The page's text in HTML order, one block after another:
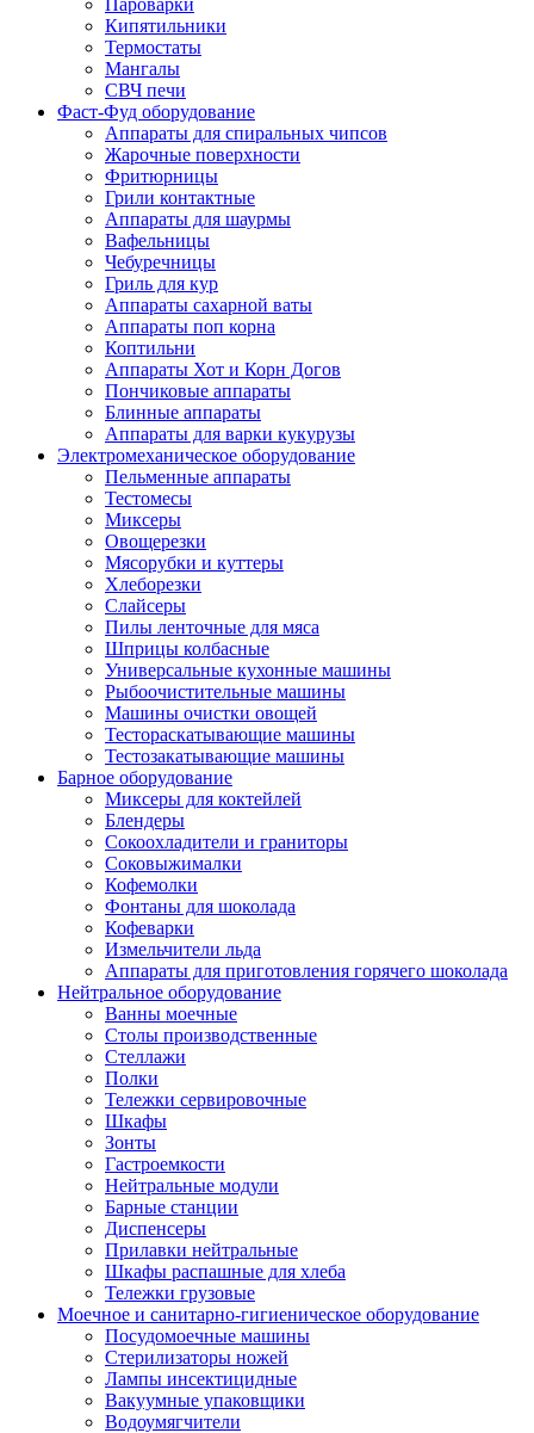
Пароварки
Кипятильники
Термостаты
Мангалы
СВЧ печи
Фаст-Фуд оборудование
Аппараты для спиральных чипсов
Жарочные поверхности
Фритюрницы
Грили контактные
Аппараты для шаурмы
Вафельницы
Чебуречницы
Гриль для кур
Аппараты сахарной ваты
Аппараты поп корна
Коптильни
Аппараты Хот и Корн Догов
Пончиковые аппараты
Блинные аппараты
Аппараты для варки кукурузы
Электромеханическое оборудование
Пельменные аппараты
Тестомесы
Миксеры
Овощерезки
Мясорубки и куттеры
Хлеборезки
Слайсеры
Пилы ленточные для мяса
Шприцы колбасные
Универсальные кухонные машины
Рыбоочистительные машины
Машины очистки овощей
Тестораскатывающие машины
Тестозакатывающие машины
Барное оборудование
Миксеры для коктейлей
Блендеры
Сокоохладители и граниторы
Соковыжималки
Кофемолки
Фонтаны для шоколада
Кофеварки
Измельчители льда
Аппараты для приготовления горячего шоколада
Нейтральное оборудование
Ванны моечные
Столы производственные
Стеллажи
Полки
Тележки сервировочные
Шкафы
Зонты
Гастроемкости
Нейтральные модули
Барные станции
Диспенсеры
Прилавки нейтральные
Шкафы распашные для хлеба
Тележки грузовые
Моечное и санитарно-гигиеническое оборудование
Посудомоечные машины
Стерилизаторы ножей
Лампы инсектицидные
Вакуумные упаковщики
Водоумягчители